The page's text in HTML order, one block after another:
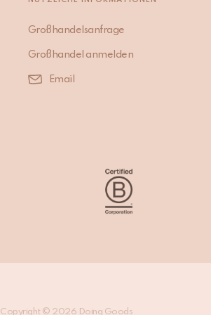
Großhandelsanfrage
Großhandel anmelden
Email
Copyright © 2026 Doing Goods